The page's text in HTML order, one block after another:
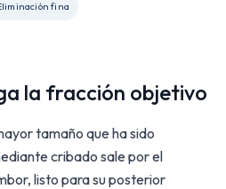
fina
la fracción objetivo
tamaño que ha sido
cribado sale por el
listo para su posterior